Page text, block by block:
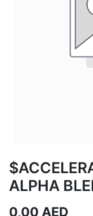
ALPHA
0,00 AED